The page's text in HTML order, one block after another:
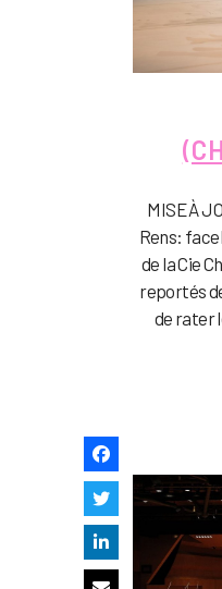
MISE À
Rens:
de la Cie
reportés
de rater